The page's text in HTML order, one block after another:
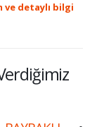
ve detaylı bilgi